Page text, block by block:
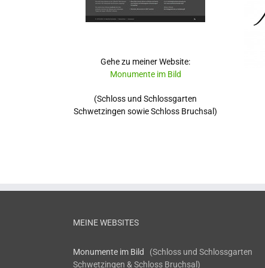
Gehe zu meiner Website:
Monumente im Bild
(Schloss und Schlossgarten
Schwetzingen sowie Schloss Bruchsal)
MEINE WEBSITES
Monumente im Bild
(Schloss und Schlossgarten
Schwetzingen & Schloss Bruchsal)